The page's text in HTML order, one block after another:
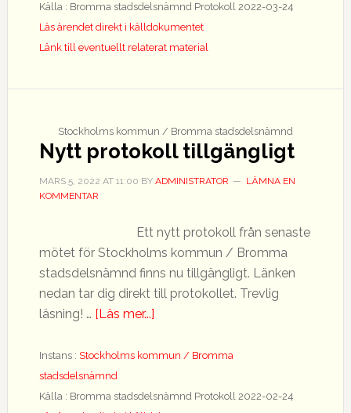
Källa : Bromma stadsdelsnämnd Protokoll 2022-03-24
Läs ärendet direkt i källdokumentet
Länk till eventuellt relaterat material
Stockholms kommun / Bromma stadsdelsnämnd
Nytt protokoll tillgängligt
MARS 5, 2022 AT 11:00 BY ADMINISTRATOR
LÄMNA EN
KOMMENTAR
Ett nytt protokoll från senaste
mötet för Stockholms kommun / Bromma
stadsdelsnämnd finns nu tillgängligt. Länken
nedan tar dig direkt till protokollet. Trevlig
läsning! … [Läs mer...]om
protokoll
Instans : Stockholms kommun / Bromma
stadsdelsnämnd
Källa : Bromma stadsdelsnämnd Protokoll 2022-02-24